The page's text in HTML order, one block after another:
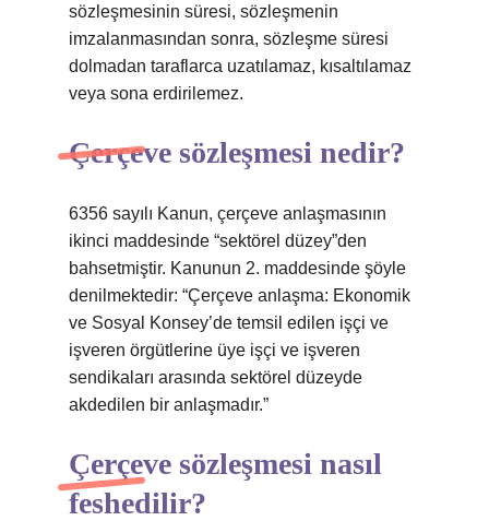
sözleşmesinin süresi, sözleşmenin
imzalanmasından sonra, sözleşme süresi
dolmadan taraflarca uzatılamaz, kısaltılamaz
veya sona erdirilemez.
Çerçeve sözleşmesi nedir?
6356 sayılı Kanun, çerçeve anlaşmasının
ikinci maddesinde “sektörel düzey”den
bahsetmiştir. Kanunun 2. maddesinde şöyle
denilmektedir: “Çerçeve anlaşma: Ekonomik
ve Sosyal Konsey’de temsil edilen işçi ve
işveren örgütlerine üye işçi ve işveren
sendikaları arasında sektörel düzeyde
akdedilen bir anlaşmadır.”
Çerçeve sözleşmesi nasıl
feshedilir?